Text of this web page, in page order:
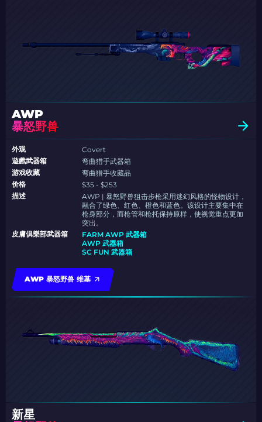
AWP
暴怒野兽
外观
Covert
遊戲武器箱
弯曲猎手武器箱
游戏收藏
弯曲猎手收藏品
价格
$35 - $253
描述
AWP | 暴怒野兽狙击步枪采用迷幻风格的怪物设计，
融合了绿色、红色、橙色和蓝色。该设计主要集中在
枪身部分，而枪管和枪托保持原样，使视觉重点更加
突出。
皮膚俱樂部武器箱
FARM AWP 武器箱
AWP 武器箱
SC FUN 武器箱
AWP 暴怒野兽 维基
新星